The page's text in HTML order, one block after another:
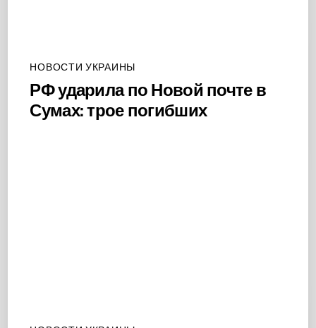
НОВОСТИ УКРАИНЫ
РФ ударила по Новой почте в
Сумах: трое погибших